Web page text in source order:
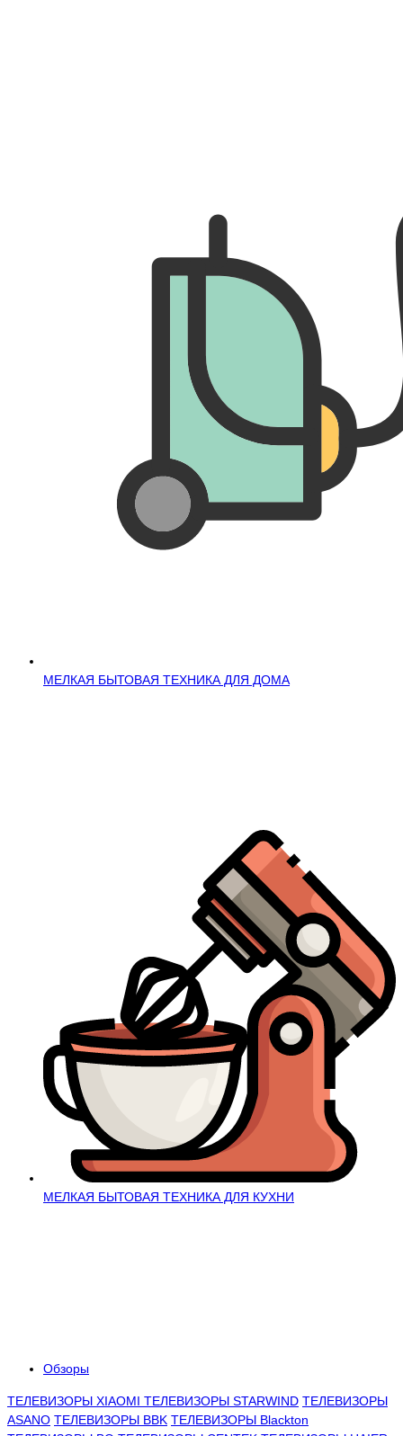
МЕЛКАЯ БЫТОВАЯ ТЕХНИКА ДЛЯ ДОМА
МЕЛКАЯ БЫТОВАЯ ТЕХНИКА ДЛЯ КУХНИ
Обзоры
ТЕЛЕВИЗОРЫ XIAOMI ТЕЛЕВИЗОРЫ STARWIND ТЕЛЕВИЗОРЫ
ASANO ТЕЛЕВИЗОРЫ BBK ТЕЛЕВИЗОРЫ Blackton